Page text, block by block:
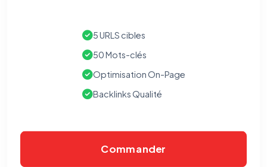
5 URLS cibles
50 Mots-clés
Optimisation On-Page
Backlinks Qualité
Commander